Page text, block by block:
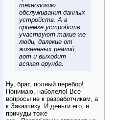
технологию
обслуживания данных
устройств. А в
приемке устройств
участвуют такие же
люди, далекие от
жизненных реалий,
вот и выходит
всякая ерунда.
Ну, брат, полный перебор!
Понимаю, наболело! Все
вопросы не к разработчикам, а
к Заказчику. И деньги его, и
причуды тоже